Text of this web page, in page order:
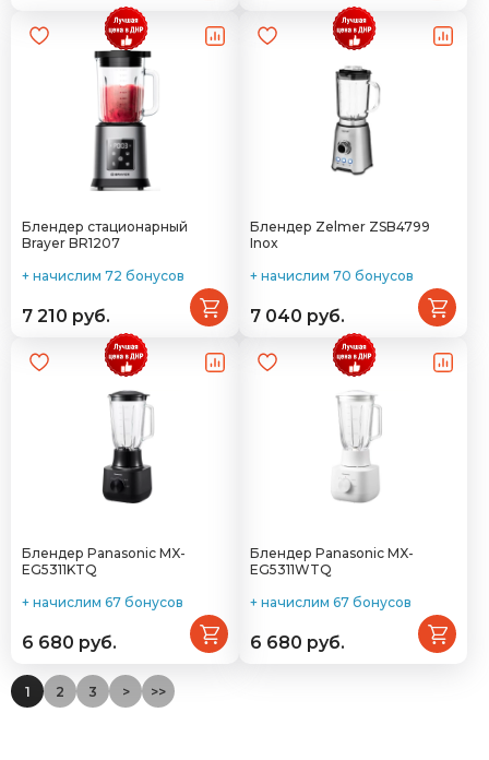
Блендер стационарный
Brayer BR1207
+ начислим 72 бонусов
7 210 руб.
Блендер Zelmer ZSB4799
Inox
+ начислим 70 бонусов
7 040 руб.
Блендер Panasonic MX-
EG5311KTQ
+ начислим 67 бонусов
6 680 руб.
Блендер Panasonic MX-
EG5311WTQ
+ начислим 67 бонусов
6 680 руб.
1 2 3 > >>